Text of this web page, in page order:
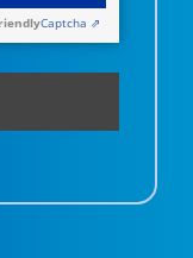
Captcha ⇗